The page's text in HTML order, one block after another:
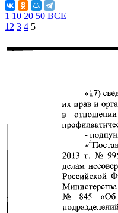
1 10 20 50 ВСЕ
1 2 3 4 5